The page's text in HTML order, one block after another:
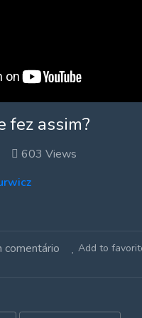
fez assim?
603 Views
comentário Add to